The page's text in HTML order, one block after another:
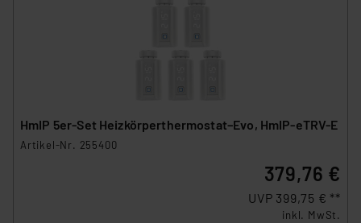
HmIP 5er-Set Heizkörperthermostat–Evo, HmIP-eTRV-E
Artikel-Nr. 255400
379,76 €
UVP 399,75 € **
inkl. MwSt.